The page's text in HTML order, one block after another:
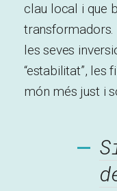
clau local i que
transformadors.
les seves
“estabilitat”, les
món més just i